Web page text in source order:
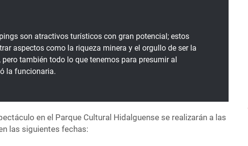
son atractivos turísticos con gran potencial; estos
aspectos como la riqueza minera y el orgullo de ser la
también todo lo que tenemos para presumir al
la funcionaria.
en el Parque Cultural Hidalguense se realizarán a las
las siguientes fechas: